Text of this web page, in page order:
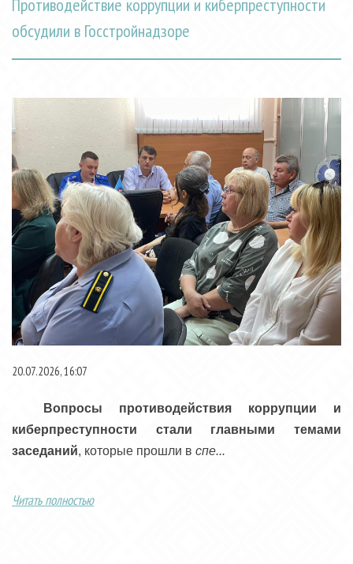
Противодействие коррупции и киберпреступности
обсудили в Госстройнадзоре
20.07.2026, 16:07
Вопросы противодействия коррупции и
киберпреступности стали главными темами
заседаний, которые прошли в спе...
Читать полностью